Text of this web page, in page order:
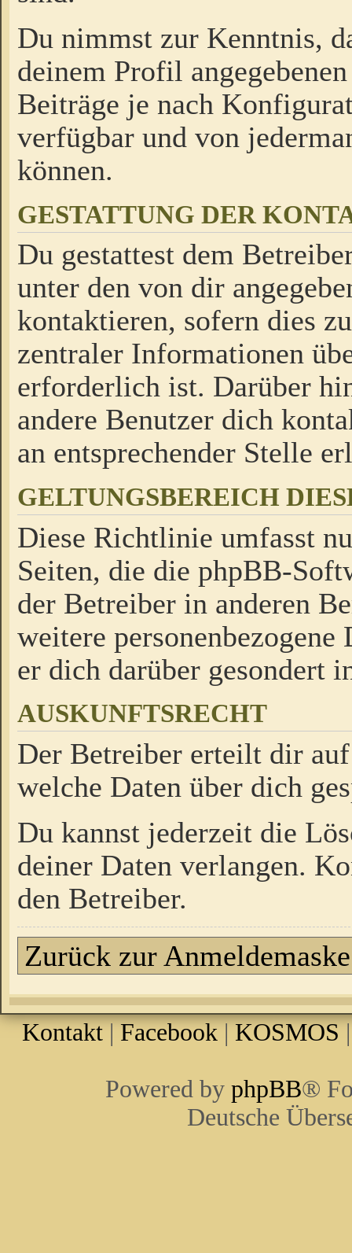
Du nimmst zur Kenntnis,
deinem Profil
Beiträge je nach
verfügbar und von
können.
GESTATTUNG DER
Du gestattest dem
unter den von dir
kontaktieren, sofern dies
zentraler Informationen
erforderlich ist. Darüber
andere Benutzer dich
an entsprechender Stelle
GELTUNGSBEREICH
Diese Richtlinie umfasst
Seiten, die die phpBB-
der Betreiber in anderen
weitere
er dich darüber gesondert
AUSKUNFTSRECHT
Der Betreiber erteilt dir
welche Daten über dich
Du kannst jederzeit die
deiner Daten verlangen.
den Betreiber.
Zurück zur Anmeldemaske
Kontakt | Facebook | KOSMOS
Powered by phpBB®
Deutsche